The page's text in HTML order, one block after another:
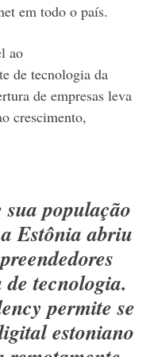
em todo o país.
ao
de tecnologia da
de empresas leva
crescimento,
população
Estônia abriu
tecnologia.
permite se
estoniano